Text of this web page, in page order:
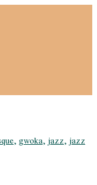
,gwoka,jazz,jazz